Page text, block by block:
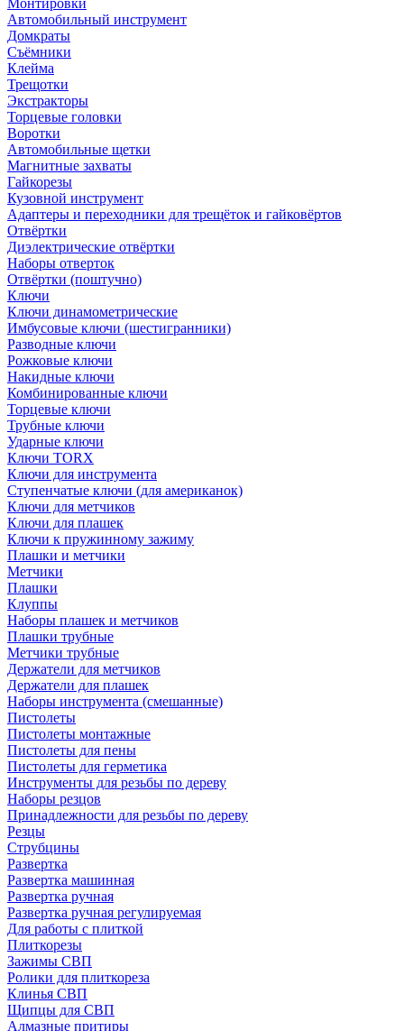
Монтировки
Автомобильный инструмент
Домкраты
Съёмники
Клейма
Трещотки
Экстракторы
Торцевые головки
Воротки
Автомобильные щетки
Магнитные захваты
Гайкорезы
Кузовной инструмент
Адаптеры и переходники для трещёток и гайковёртов
Отвёртки
Диэлектрические отвёртки
Наборы отверток
Отвёртки (поштучно)
Ключи
Ключи динамометрические
Имбусовые ключи (шестигранники)
Разводные ключи
Рожковые ключи
Накидные ключи
Комбинированные ключи
Торцевые ключи
Трубные ключи
Ударные ключи
Ключи TORX
Ключи для инструмента
Ступенчатые ключи (для американок)
Ключи для метчиков
Ключи для плашек
Ключи к пружинному зажиму
Плашки и метчики
Метчики
Плашки
Клуппы
Наборы плашек и метчиков
Плашки трубные
Метчики трубные
Держатели для метчиков
Держатели для плашек
Наборы инструмента (смешанные)
Пистолеты
Пистолеты монтажные
Пистолеты для пены
Пистолеты для герметика
Инструменты для резьбы по дереву
Наборы резцов
Принадлежности для резьбы по дереву
Резцы
Струбцины
Развертка
Развертка машинная
Развертка ручная
Развертка ручная регулируемая
Для работы с плиткой
Плиткорезы
Зажимы СВП
Ролики для плиткореза
Клинья СВП
Щипцы для СВП
Алмазные притиры